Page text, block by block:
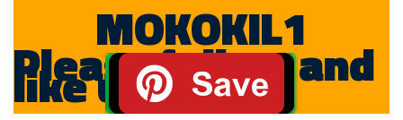
MOKOKIL1
Please follow and
like us: